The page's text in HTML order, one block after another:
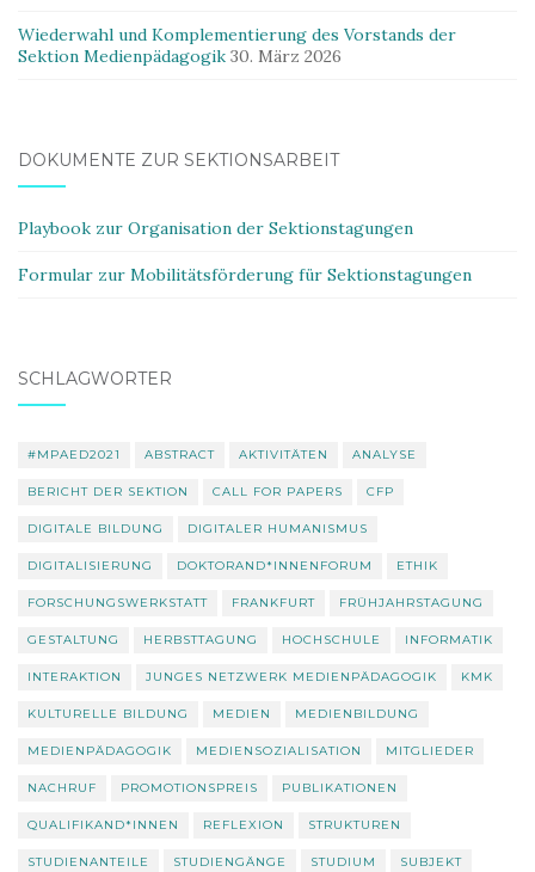
Wiederwahl und Komplementierung des Vorstands der
Sektion Medienpädagogik 30. März 2026
DOKUMENTE ZUR SEKTIONSARBEIT
Playbook zur Organisation der Sektionstagungen
Formular zur Mobilitätsförderung für Sektionstagungen
SCHLAGWÖRTER
#MPAED2021 ABSTRACT AKTIVITÄTEN ANALYSE
BERICHT DER SEKTION CALL FOR PAPERS CFP
DIGITALE BILDUNG DIGITALER HUMANISMUS
DIGITALISIERUNG DOKTORAND*INNENFORUM ETHIK
FORSCHUNGSWERKSTATT FRANKFURT FRÜHJAHRSTAGUNG
GESTALTUNG HERBSTTAGUNG HOCHSCHULE INFORMATIK
INTERAKTION JUNGES NETZWERK MEDIENPÄDAGOGIK KMK
KULTURELLE BILDUNG MEDIEN MEDIENBILDUNG
MEDIENPÄDAGOGIK MEDIENSOZIALISATION MITGLIEDER
NACHRUF PROMOTIONSPREIS PUBLIKATIONEN
QUALIFIKAND*INNEN REFLEXION STRUKTUREN
STUDIENANTEILE STUDIENGÄNGE STUDIUM SUBJEKT